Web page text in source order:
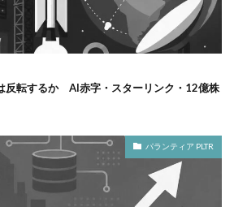
反転するか AI赤字・スターリンク・12億株
パランティア PLTR